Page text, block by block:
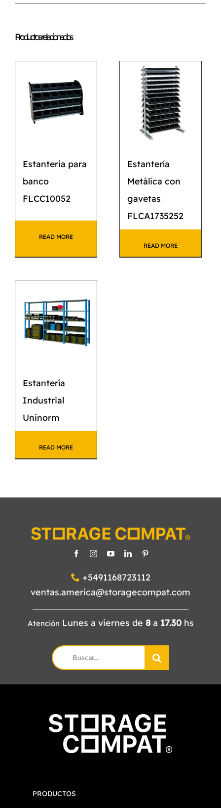
Productos relacionados
Estanteria para
banco
FLCC10052
READ MORE
Estantería
Metálica con
gavetas
FLCA1735252
READ MORE
Estantería
Industrial
Uninorm
READ MORE
+5491168723112
ventas.america@storagecompat.com
Atención Lunes a viernes de 8a 17.30hs
Search
for:
PRODUCTOS